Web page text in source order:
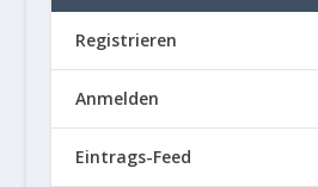
Registrieren
Anmelden
Eintrags-Feed